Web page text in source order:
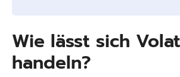
Wie lässt sich
handeln?